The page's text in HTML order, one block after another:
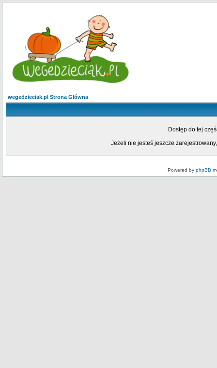
wegedzieciak.pl Strona Główna
Dostęp do tej
Jeżeli nie jesteś jeszcze
Powered by phpBB